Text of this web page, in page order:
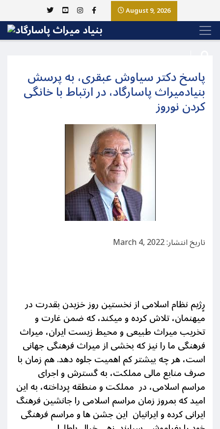
August 9, 2026
پاسخ دکتر سیاوش عبقری، به پرسش
بنیادمیراث پاسارگاد، در ارتباط با خانگی
کردن نوروز
تاریخ انتشار: March 4, 2022
رٍژیم نظام اسلامی از نخستین روز خزیدن بقدرت در
میهنمان، تلاش کرده و میکند، که ضمن غارت و
تخریب میراث طبیعی و محیط زیست ایران، میراث
فرهنگی ما را نیز که بخشی از میراث فرهنگی جهانی
است، هر چه بیشتر کم اهمیت جلوه دهد. هم زمان با
صرف منابع مالی مملکت، به گسترش و اجرای
مراسم اسلامی، در مملکت و منطقه پرداخته، به این
امید که بمروز زمان مراسم اسلامی را جانشین فرهنگ
ایرانی کرده و ایرانیان این جشن ها و مراسم فرهنگی